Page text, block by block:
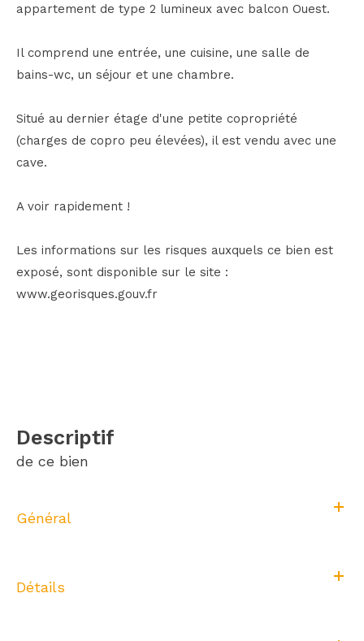
appartement de type 2 lumineux avec balcon Ouest.
Il comprend une entrée, une cuisine, une salle de
bains-wc, un séjour et une chambre.
Situé au dernier étage d'une petite copropriété
(charges de copro peu élevées), il est vendu avec une
cave.
A voir rapidement !
Les informations sur les risques auxquels ce bien est
exposé, sont disponible sur le site :
www.georisques.gouv.fr
descriptif
de ce bien
Général
Détails